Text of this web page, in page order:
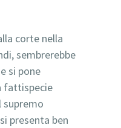
corte nella
sembrerebbe
si pone
fattispecie
supremo
presenta ben